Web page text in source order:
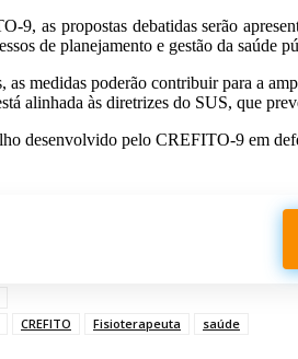
9, as propostas debatidas serão
de planejamento e gestão da saúde
as medidas poderão contribuir para a
alinhada às diretrizes do SUS, que
desenvolvido pelo CREFITO-9 em
CREFITO Fisioterapeuta saúde